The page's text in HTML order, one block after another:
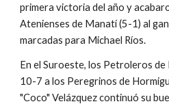
primera victoria del año y
Atenienses de Manatí (5-1) al
marcadas para Michael Ríos.
En el Suroeste, los Petroleros
10-7 a los Peregrinos de
"Coco" Velázquez continuó su